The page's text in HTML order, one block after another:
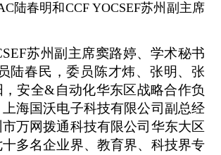
陆春明和CCF YOCSEF苏州副主席
苏州副主席窦路婷、学术秘书
陆春民，委员陈才炜、张明、张
安全&自动化华东区战略合作负
海国沃电子科技有限公司副总经
万网拨通科技有限公司华东大区
多名企业界、教育界、科技界专